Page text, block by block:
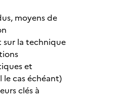
moyens de
sur la technique
et
cas échéant)
clés à